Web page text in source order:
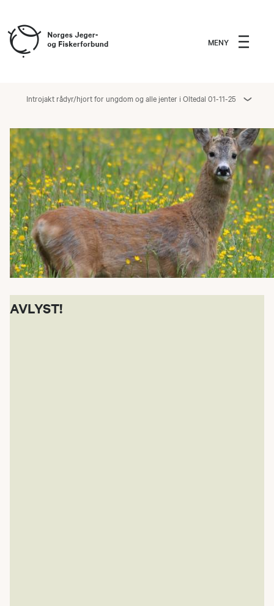
MENY
Introjakt rådyr/hjort for ungdom og alle jenter i Oltedal 01-11-25
AVLYST!